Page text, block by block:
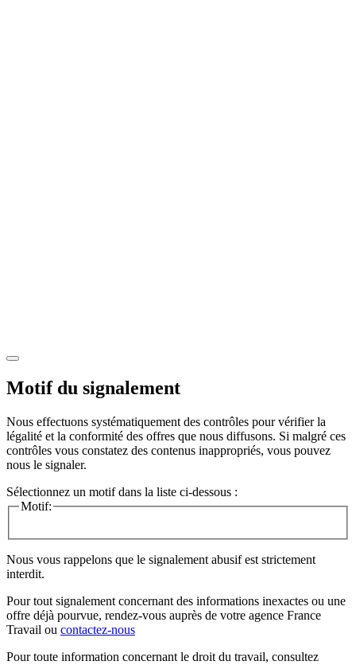
Motif du signalement
Nous effectuons systématiquement des contrôles pour vérifier la
légalité et la conformité des offres que nous diffusons. Si malgré ces
contrôles vous constatez des contenus inappropriés, vous pouvez
nous le signaler.
Sélectionnez un motif dans la liste ci-dessous :
Motif:
Nous vous rappelons que le signalement abusif est strictement
interdit.
Pour tout signalement concernant des informations inexactes ou une
offre déjà pourvue, rendez-vous auprès de votre agence France
Travail ou contactez-nous
Pour toute information concernant le droit du travail, consultez